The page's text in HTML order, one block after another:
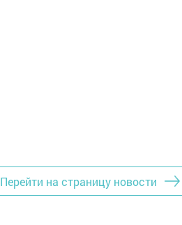
Перейти на страницу новости